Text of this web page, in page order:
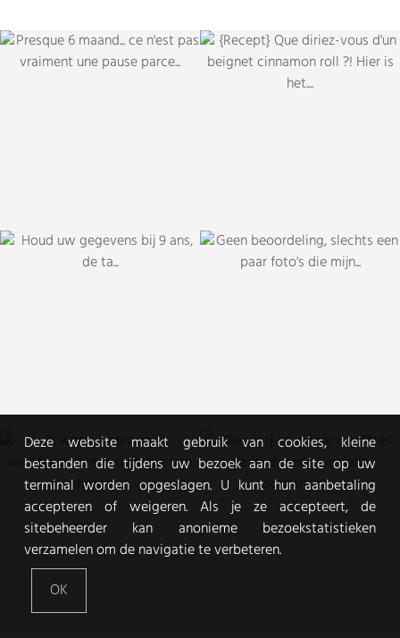
Deze website maakt gebruik van cookies, kleine
bestanden die tijdens uw bezoek aan de site op uw
terminal worden opgeslagen. U kunt hun aanbetaling
accepteren of weigeren. Als je ze accepteert, de
sitebeheerder kan anonieme bezoekstatistieken
verzamelen om de navigatie te verbeteren.
OK